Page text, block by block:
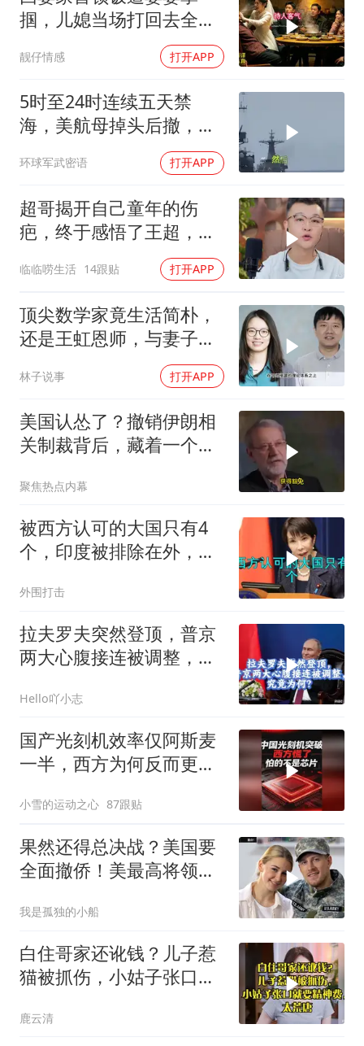
必胜客，被正式买断
四川宜宾地震网友称睡觉被摇醒
习近平心系体育强国建设
掴，儿媳当场打回去全家
靓仔情感 打开APP
5时至24时连续五天禁
海，美航母掉头后撤，黄
环球军武密语 打开APP
超哥揭开自己童年的伤
疤，终于感悟了王超，他
决定接妈妈回来养老
临临唠生活 14跟贴 打开APP
顶尖数学家竟生活简朴，
还是王虹恩师，与妻子合
林子说事 打开APP
美国认怂了？撤销伊朗相
关制裁背后，藏着一个说
聚焦热点内幕
被西方认可的大国只有4
个，印度被排除在外，为
外围打击
拉夫罗夫突然登顶，普京
两大心腹接连被调整，究
Hello吖小志
国产光刻机效率仅阿斯麦
一半，西方为何反而更
小雪的运动之心 87跟贴
果然还得总决战？美国要
全面撤侨！美最高将领：
我是孤独的小船
白住哥家还讹钱？儿子惹
猫被抓伤，小姑子张口就
鹿云清